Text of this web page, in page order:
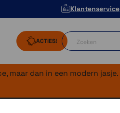
Klantenservice
ACTIES!
maar dan in een modern jasje.